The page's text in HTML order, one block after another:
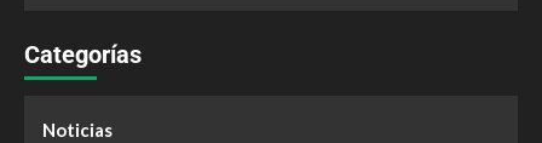
Categorías
Noticias